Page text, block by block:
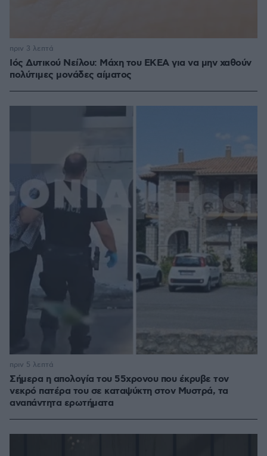
Ιός Δυτικού Νείλου: Μάχη του ΕΚΕΑ για να μην χαθούν
πολύτιμες μονάδες αίματος
πριν 3 λεπτά
Σήμερα η απολογία του 55χρονου που έκρυβε τον
νεκρό πατέρα του σε καταψύκτη στον Μυστρά, τα
αναπάντητα ερωτήματα
πριν 5 λεπτά